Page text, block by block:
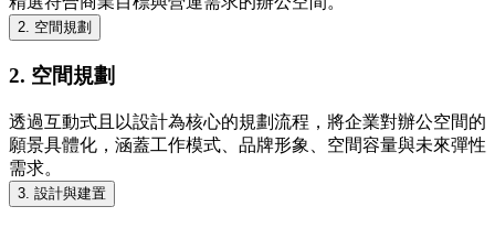
2. 空間規劃
2. 空間規劃
透過互動式且以設計為核心的規劃流程，將企業對辦公空間的
願景具體化，涵蓋工作模式、品牌形象、空間容量與未來彈性
需求。
3. 設計與建置